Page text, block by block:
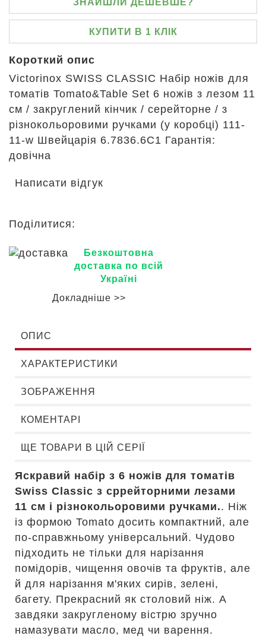
ЗНАЙШЛИ ДЕШЕВШЕ?
КУПИТИ В 1 КЛІК
Короткий опис
Victorinox SWISS CLASSIC Набір ножів для
томатів Tomato&Table Set 6 ножів з лезом 11
см / закруглений кінчик / серейторне / з
різнокольоровими ручками (у коробці) 111-
11-w Швейцарія 6.7836.6C1 Гарантія:
довічна
Написати відгук
Поділитися:
Безкоштовна
доставка по всій
Україні
Докладніше >>
ОПИС
ХАРАКТЕРИСТИКИ
ЗОБРАЖЕННЯ
КОМЕНТАРІ
ЩЕ ТОВАРИ В ЦІЙ СЕРІЇ
Яскравий набір з 6 ножів для томатів
Swiss Classic з сррейторними лезами
11 см і різнокольоровими ручками.. Ніж
із формою Tomato досить компактний, але
по-справжньому універсальний. Чудово
підходить не тільки для нарізання
помідорів, чищення овочів та фруктів, але
й для нарізання м'яких сирів, зелені,
багету. Прекрасний як столовий ніж. А
завдяки закругленому вістрю зручно
намазувати масло, мед чи варення.